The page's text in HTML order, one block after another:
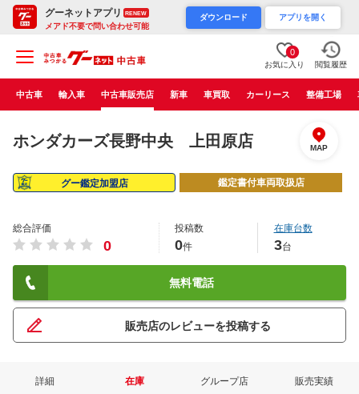
グーネットアプリ RENEW
メアド不要で問い合わせ可能
ダウンロード アプリを開く
0
お気に入り 閲覧履歴
中古車 輸入車 中古車販売店 新車 車買取 カーリース 整備工場
ホンダカーズ長野中央 上田原店 MAP
グー鑑定加盟店 鑑定書付車両取扱店
総合評価
0
投稿数
0件
在庫台数
3台
無料電話
販売店のレビューを投稿する
詳細 在庫 グループ店 販売実績